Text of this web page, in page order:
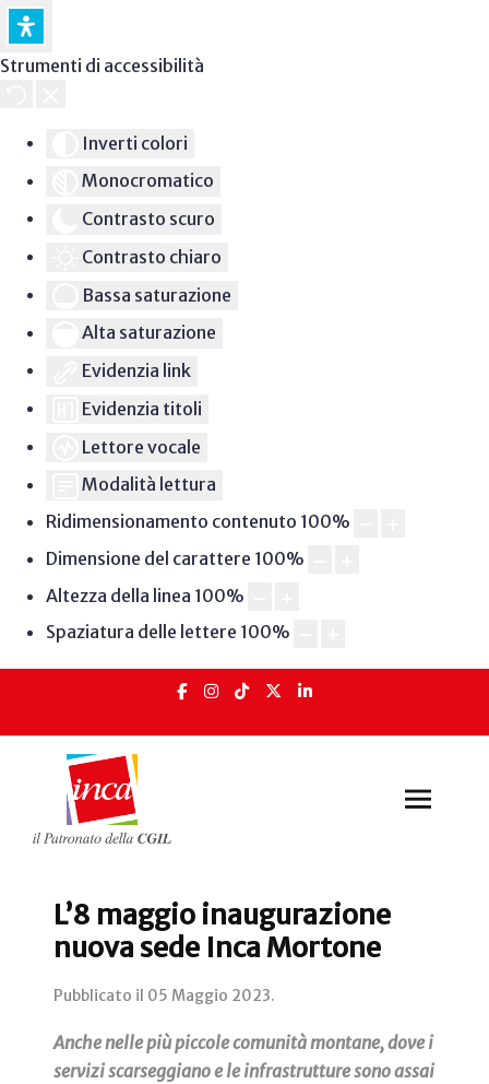
Strumenti di accessibilità
Inverti colori
Monocromatico
Contrasto scuro
Contrasto chiaro
Bassa saturazione
Alta saturazione
Evidenzia link
Evidenzia titoli
Lettore vocale
Modalità lettura
Ridimensionamento contenuto 100%
Dimensione del carattere 100%
Altezza della linea 100%
Spaziatura delle lettere 100%
L’8 maggio inaugurazione
nuova sede Inca Mortone
Pubblicato il 05 Maggio 2023.
Anche nelle più piccole comunità montane, dove i
servizi scarseggiano e le infrastrutture sono assai